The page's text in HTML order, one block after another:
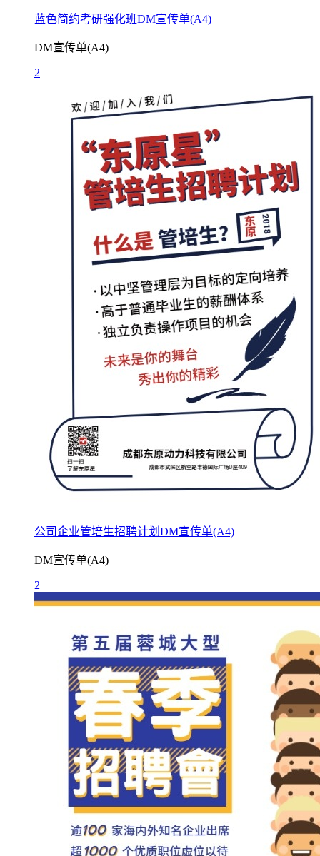
蓝色简约考研强化班DM宣传单(A4)
DM宣传单(A4)
2
公司企业管培生招聘计划DM宣传单(A4)
DM宣传单(A4)
2